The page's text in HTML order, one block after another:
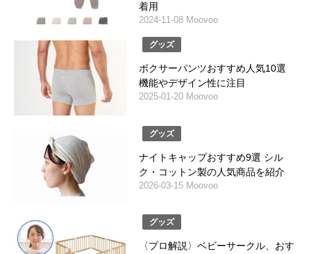
着用
2024-11-08 Moovoo
グッズ
ボクサーパンツおすすめ人気10選
機能やデザイン性に注目
2025-01-20 Moovoo
グッズ
ナイトキャップおすすめ9選 シル
ク・コットン製の人気商品を紹介
2026-03-15 Moovoo
グッズ
〈プロ解説〉ベビーサークル、おす